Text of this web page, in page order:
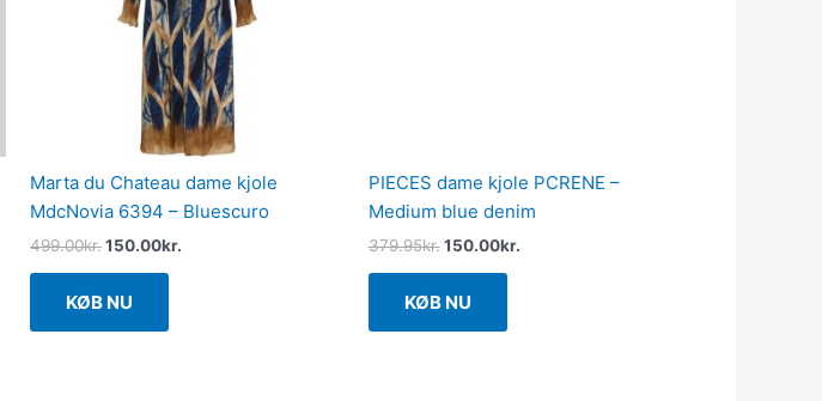
Marta du Chateau dame kjole
MdcNovia 6394 – Bluescuro
499.00kr.150.00kr.
KØB NU
PIECES dame kjole PCRENE –
Medium blue denim
379.95kr. 150.00kr.
KØB NU